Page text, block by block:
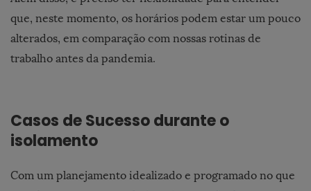
que, neste momento, os horários podem estar um pouco
alterados, em comparação com nossas rotinas de
trabalho antes da pandemia.
Casos de Sucesso durante o
isolamento
Com um planejamento idealizado e programado no que